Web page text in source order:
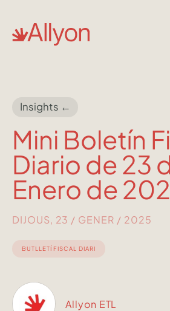
Insights ←
Mini Boletín
Diario de 23
Enero de
DIJOUS, 23 / GENER / 2025
BUTLLETÍ FISCAL DIARI
Allyon ETL